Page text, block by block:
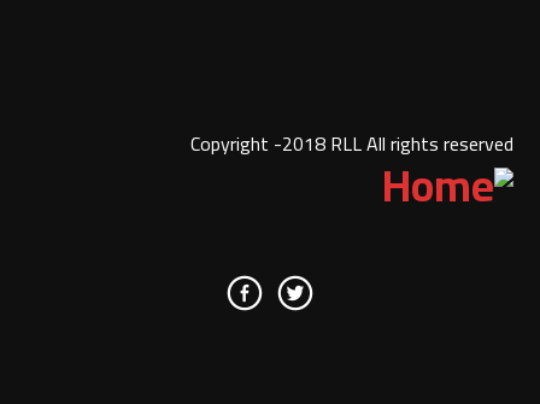
Copyright -2018 RLL All rights reserved